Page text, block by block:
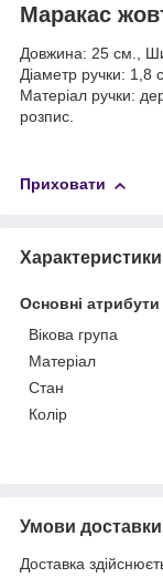
Маракас
Довжина: 25 см.,
Діаметр ручки: 1,8
Матеріал ручки:
розпис.
Приховати
Характеристики
Основні атрибути
Вікова група
Матеріал
Стан
Колір
Умови доставки
Доставка